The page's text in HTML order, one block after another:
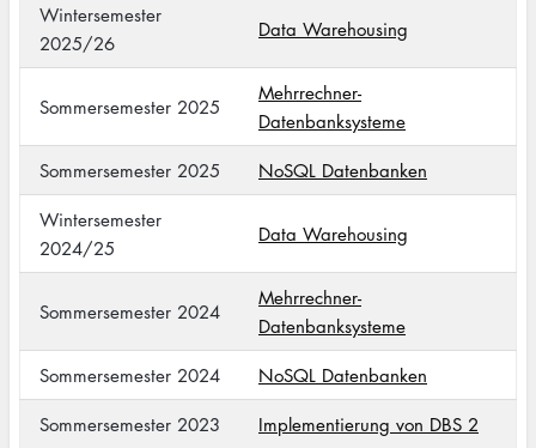
Wintersemester
2025/26
Data Warehousing
Sommersemester 2025
Mehrrechner-
Datenbanksysteme
Sommersemester 2025 NoSQL Datenbanken
Wintersemester
2024/25
Data Warehousing
Sommersemester 2024
Mehrrechner-
Datenbanksysteme
Sommersemester 2024 NoSQL Datenbanken
Sommersemester 2023 Implementierung von DBS 2